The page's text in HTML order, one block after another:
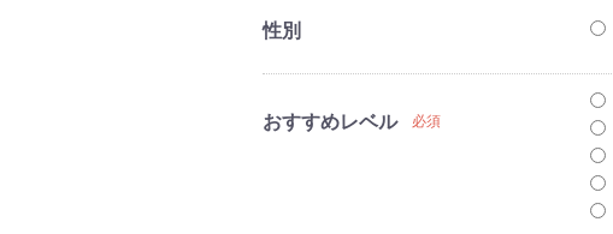
性別
おすすめレベル 必須